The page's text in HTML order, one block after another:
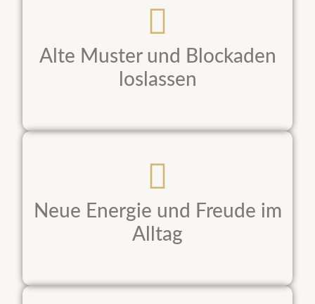
Alte Muster und Blockaden
loslassen
Neue Energie und Freude im
Alltag